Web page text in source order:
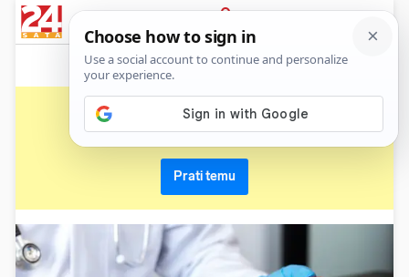
PRIJAVA
News
krv
Prati temu